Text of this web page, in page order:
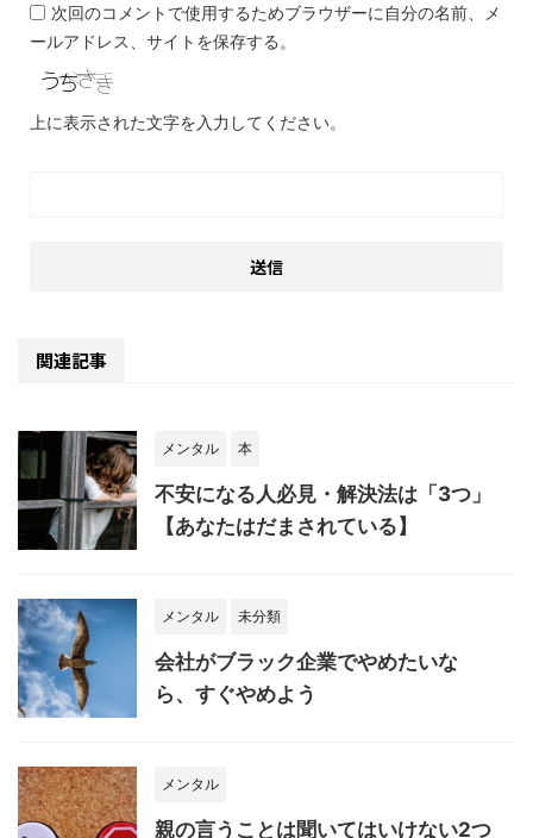
次回のコメントで使用するためブラウザーに自分の名前、メ
ールアドレス、サイトを保存する。
上に表示された文字を入力してください。
関連記事
メンタル 本
不安になる人必見・解決法は「3つ」
【あなたはだまされている】
メンタル 未分類
会社がブラック企業でやめたいな
ら、すぐやめよう
メンタル
親の言うことは聞いてはいけない2つ